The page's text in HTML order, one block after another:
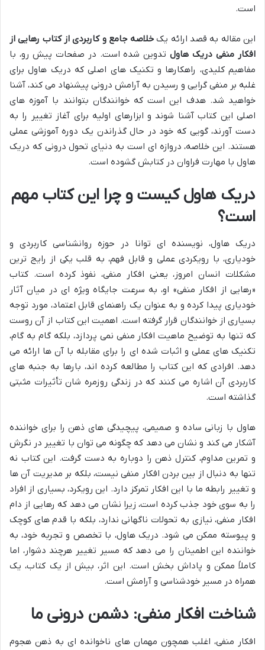
است.
این مقاله به قصد ارائه یک خلاصه جامع و کاربردی از کتاب رهایی از
افکار منفی دریک هاولتدوین شده است. در صفحات پیش رو، با
مفاهیم کلیدی، راهکارها و تکنیک های اصلی که دریک هاول برای
غلبه بر منفی گرایی و رسیدن به آرامش درونی پیشنهاد می کند، آشنا
خواهید شد. هدف این است که خوانندگان بتوانند با آموزه های
اصلی این کتاب آشنا شوند و ابزارهای اولیه برای آغاز تغییر را به
دست آورند، گویی که خود در حال گذراندن یک دوره آموزشی عملی
هستند. این خلاصه، دروازه ای است به دنیای تحول درونی که دریک
هاول با مهارت فراوان در کتابش گشوده است.
دریک هاول کیست و چرا این کتاب مهم
است؟
دریک هاول، نویسنده ای توانا در حوزه روانشناسی کاربردی و
خودیاری، با رویکردی عملی و قابل فهم، به قلب یکی از رایج ترین
مشکلات انسان امروز، یعنی افکار منفی، نفوذ کرده است. کتاب
«رهایی از افکار منفی» او، به سرعت جایگاه ویژه ای در میان آثار
خودیاری پیدا کرده و به عنوان یک راهنمای قابل اعتماد، مورد توجه
بسیاری از خوانندگان قرار گرفته است. اهمیت این کتاب از آن روست
که تنها به توضیح ماهیت افکار منفی نمی پردازد، بلکه گام به گام،
تکنیک های عملی و اثبات شده ای را برای مقابله با آن ها ارائه می
دهد. افرادی که این کتاب را مطالعه کرده اند، بارها به جنبه های
کاربردی آن اشاره می کنند که در زندگی روزمره شان تأثیرات مثبتی
گذاشته است.
هاول با زبانی ساده و صمیمی، پیچیدگی های ذهن را برای خواننده
آشکار می کند و نشان می دهد که چگونه می توان با تغییر در نگرش
و تمرین مداوم، کنترل ذهن را دوباره به دست گرفت. این کتاب نه
تنها به دنبال از بین بردن افکار منفی نیست، بلکه بر مدیریت آن ها
و تغییر رابطه ما با این افکار تمرکز دارد. این رویکرد، بسیاری از افراد
را به سوی خود جذب کرده است، زیرا نشان می دهد که رهایی از دام
افکار منفی، نیازی به تحولات ناگهانی ندارد، بلکه با قدم های کوچک
و پیوسته ممکن می شود. دریک هاول، با تخصص و تجربه خود، به
خواننده این اطمینان را می دهد که مسیر تغییر هرچند دشوار، اما
کاملاً ممکن و پاداش بخش است. این اثر، بیش از یک کتاب، یک
همراه در مسیر خودشناسی و آرامش است.
شناخت افکار منفی: دشمن درونی ما
افکار منفی، اغلب همچون مهمان های ناخوانده ای به ذهن هجوم